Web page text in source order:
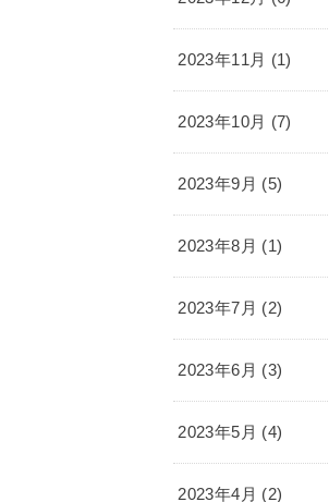
2023年11月 (1)
2023年10月 (7)
2023年9月 (5)
2023年8月 (1)
2023年7月 (2)
2023年6月 (3)
2023年5月 (4)
2023年4月 (2)